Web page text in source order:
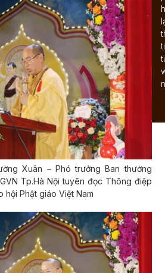
Xuân – Phó trưởng Ban thường
Tp.Hà Nội tuyên đọc Thông điệp
hội Phật giáo Việt Nam